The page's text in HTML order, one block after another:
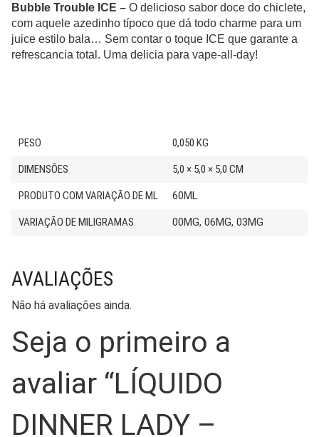
Bubble Trouble ICE – O delicioso sabor doce do chiclete,
com aquele azedinho típoco que dá todo charme para um
juice estilo bala… Sem contar o toque ICE que garante a
refrescancia total. Uma delicia para vape-all-day!
PESO 0,050 KG
DIMENSÕES 5,0 × 5,0 × 5,0 CM
PRODUTO COM VARIAÇÃO DE ML 60ML
VARIAÇÃO DE MILIGRAMAS 00MG, 06MG, 03MG
AVALIAÇÕES
Não há avaliações ainda.
Seja o primeiro a
avaliar “LÍQUIDO
DINNER LADY –